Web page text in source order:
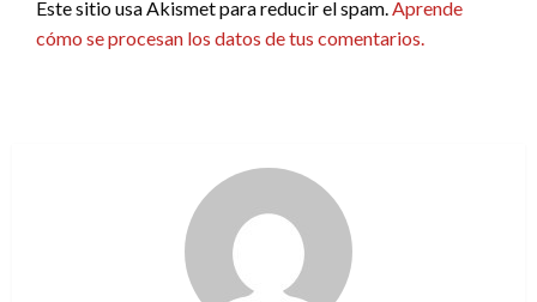
Este sitio usa Akismet para reducir el spam.Aprende
cómo se procesan los datos de tus comentarios.